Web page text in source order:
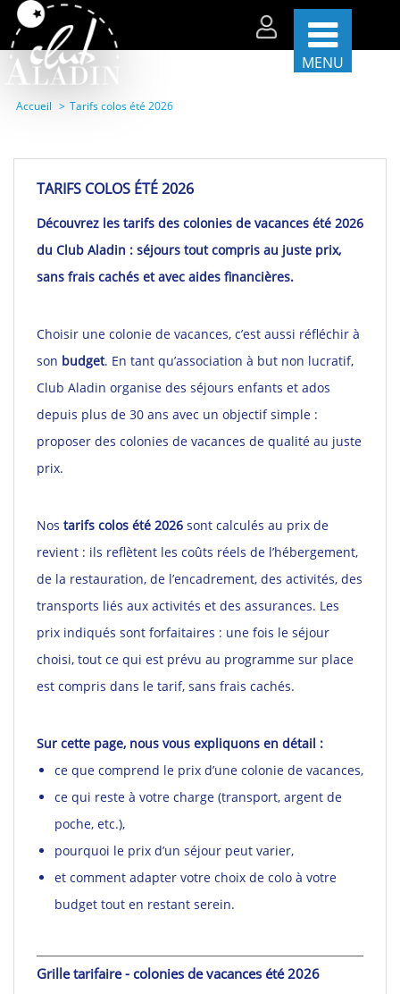
par
période
séjours
thèmes
comités
d’entreprise
recrutons
MENU
Accueil Tarifs colos été 2026
TARIFS COLOS ÉTÉ 2026
Découvrez les tarifs des colonies de vacances été 2026
du Club Aladin : séjours tout compris au juste prix,
sans frais cachés et avec aides financières.
Choisir une colonie de vacances, c’est aussi réfléchir à
son budget. En tant qu’association à but non lucratif,
Club Aladin organise des séjours enfants et ados
depuis plus de 30 ans avec un objectif simple :
proposer des colonies de vacances de qualité au juste
prix.
Nos tarifs colos été 2026 sont calculés au prix de
revient : ils reflètent les coûts réels de l’hébergement,
de la restauration, de l’encadrement, des activités, des
transports liés aux activités et des assurances. Les
prix indiqués sont forfaitaires : une fois le séjour
choisi, tout ce qui est prévu au programme sur place
est compris dans le tarif, sans frais cachés.
Sur cette page, nous vous expliquons en détail :
ce que comprend le prix d’une colonie de vacances,
ce qui reste à votre charge (transport, argent de
poche, etc.),
pourquoi le prix d’un séjour peut varier,
et comment adapter votre choix de colo à votre
budget tout en restant serein.
Grille tarifaire - colonies de vacances été 2026